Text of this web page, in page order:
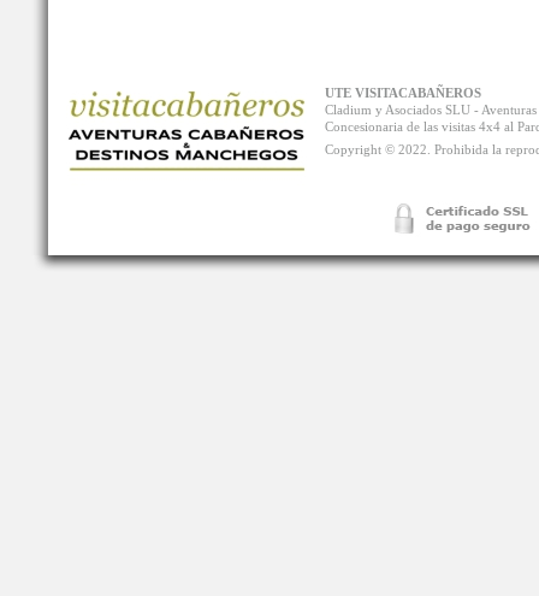
UTE VISITACABAÑEROS
Cladium y Asociados SLU -
Concesionaria de las visitas 4x4 al
Copyright © 2022. Prohibida la